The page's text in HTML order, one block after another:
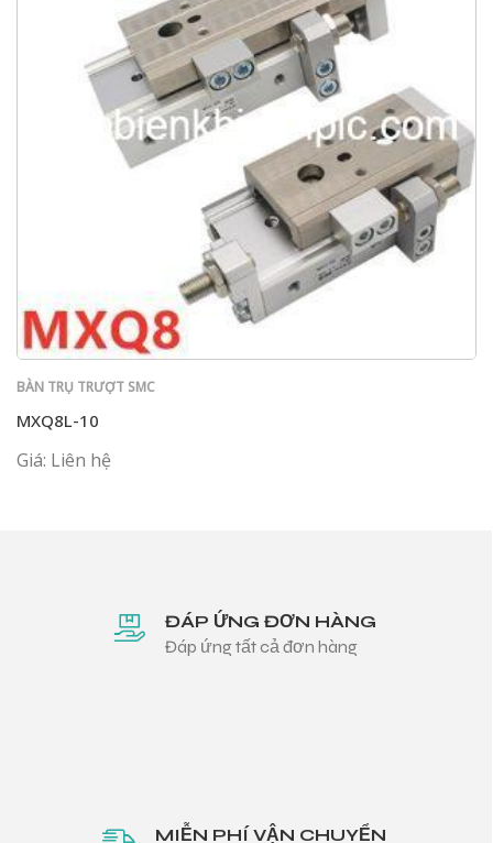
BÀN TRỤ TRƯỢT SMC
MXQ8L-10
Giá: Liên hệ
ĐÁP ỨNG ĐƠN HÀNG
Đáp ứng tất cả đơn hàng
MIỄN PHÍ VẬN CHUYỂN